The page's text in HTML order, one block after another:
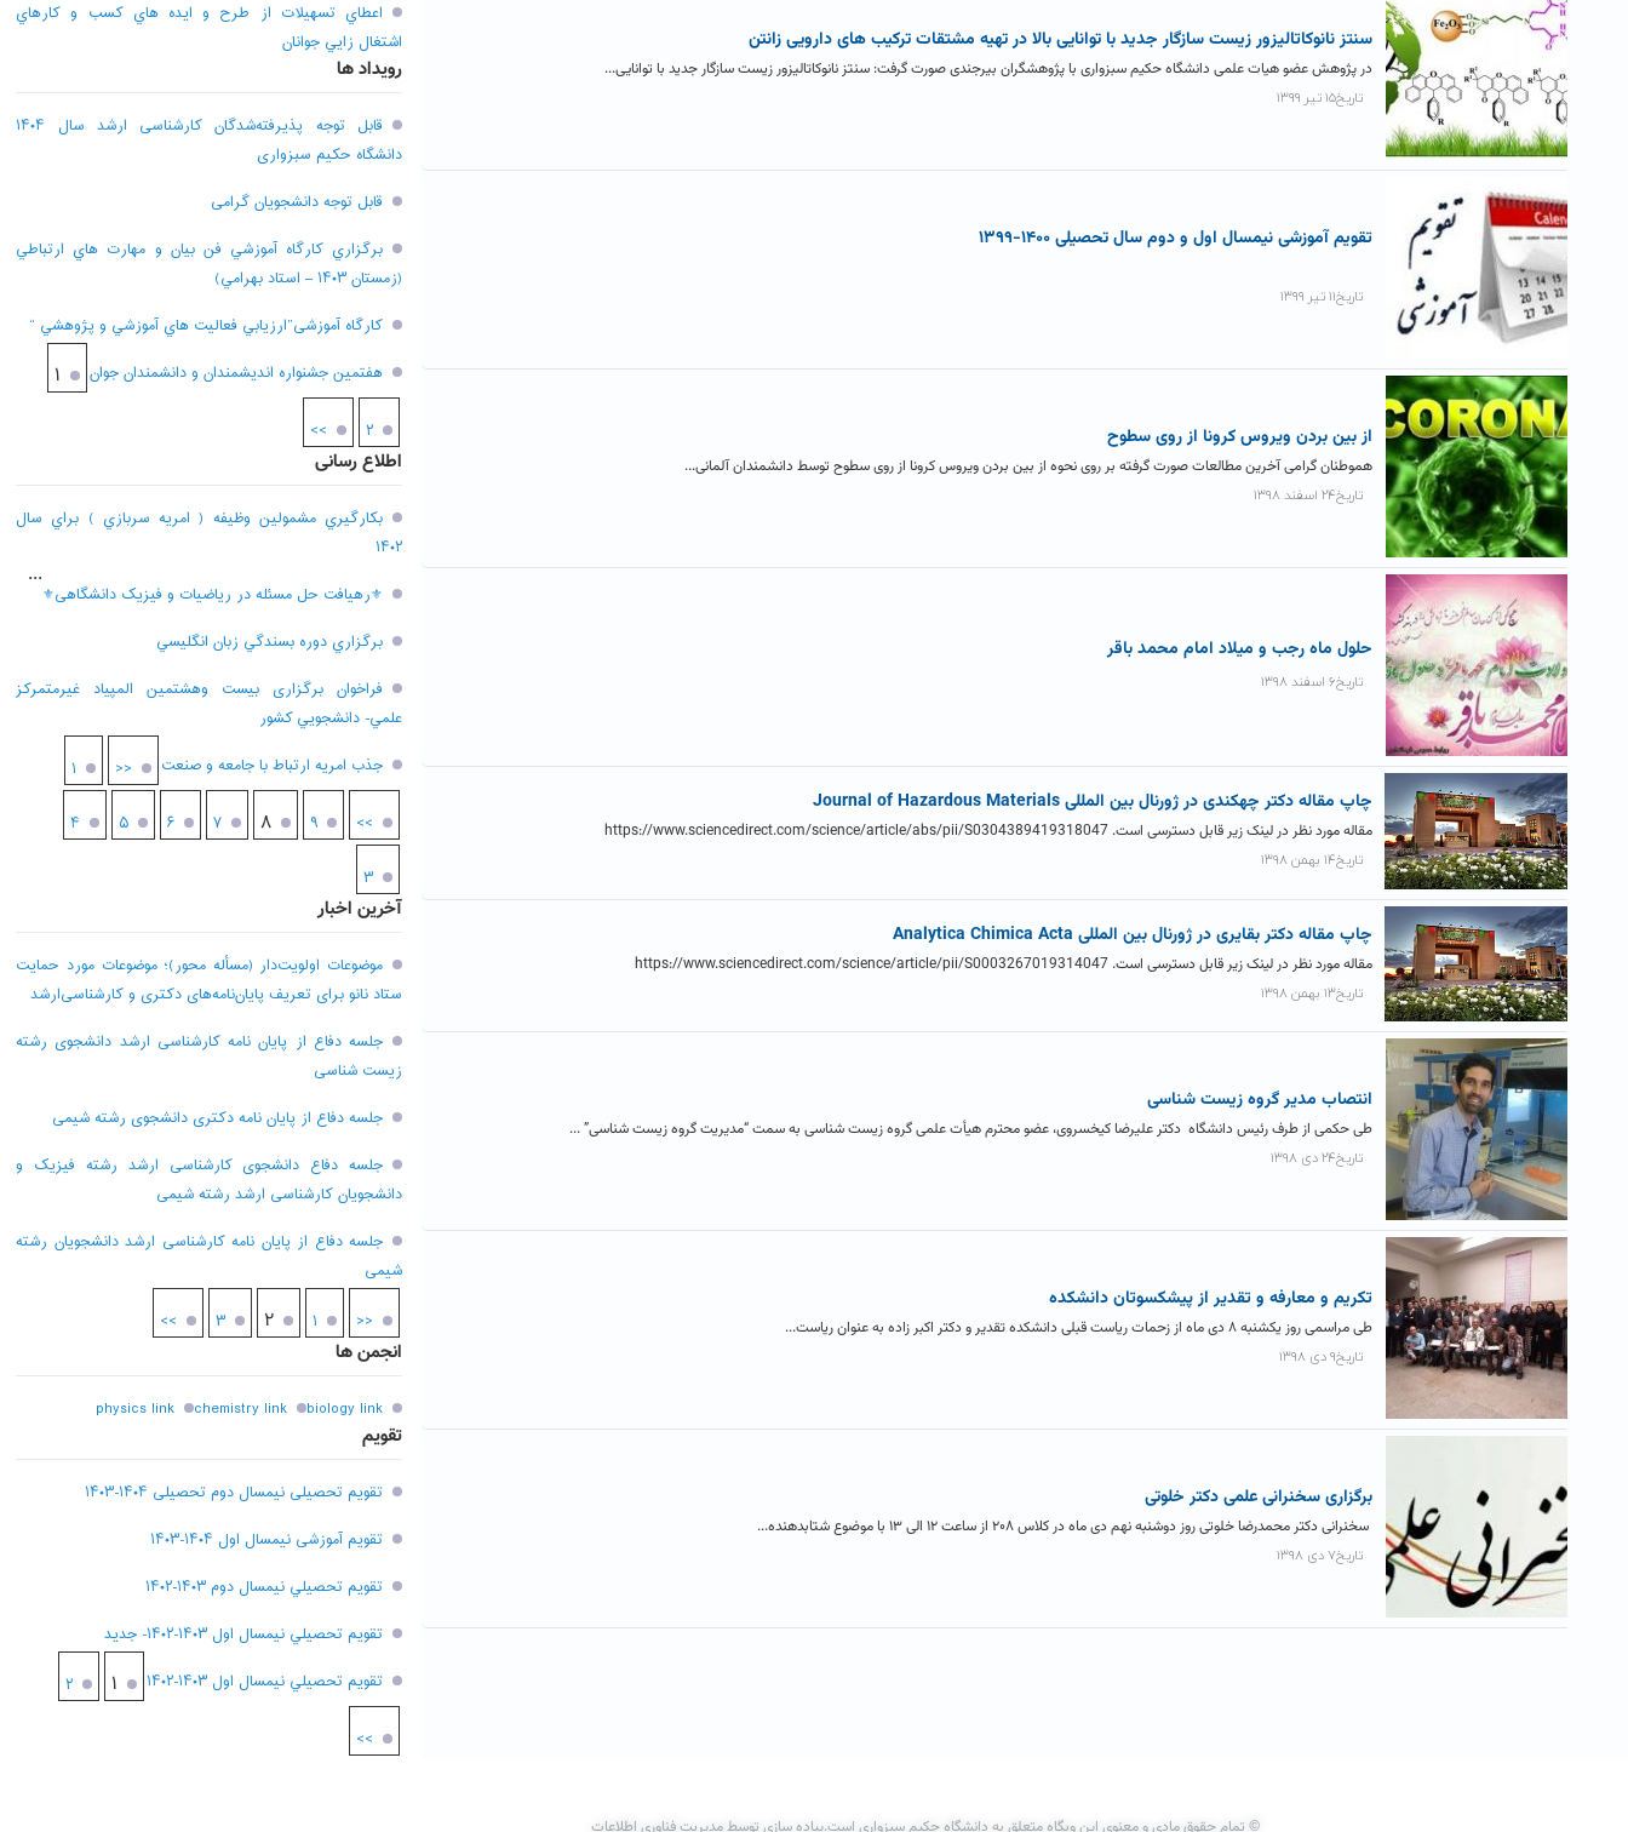
سنتز نانوکاتالیزور زیست سازگار جدید با توانایی بالا در تهیه مشتقات ترکیب های دارویی زانتن
در پژوهش عضو هیات علمی دانشگاه حکیم سبزواری با پژوهشگران بیرجندی صورت گرفت: سنتز نانوکاتالیزور زیست سازگار جدید با توانایی...
تاریخ۱۵ تیر ۱۳۹۹
تقویم آموزشی نیمسال اول و دوم سال تحصیلی ۱۴۰۰-۱۳۹۹
تاریخ۱۱ تیر ۱۳۹۹
از بین بردن ویروس کرونا از روی سطوح
هموطنان گرامی آخرین مطالعات صورت گرفته بر روی نحوه از بین بردن ویروس کرونا از روی سطوح توسط دانشمندان آلمانی...
تاریخ۲۴ اسفند ۱۳۹۸
حلول ماه رجب و میلاد امام محمد باقر
تاریخ۶ اسفند ۱۳۹۸
چاپ مقاله دکتر چهکندی در ژورنال بین المللی Journal of Hazardous Materials
مقاله مورد نظر در لینک زیر قابل دسترسی است. https://www.sciencedirect.com/science/article/abs/pii/S0304389419318047
تاریخ۱۴ بهمن ۱۳۹۸
چاپ مقاله دکتر بقایری در ژورنال بین المللی Analytica Chimica Acta
مقاله مورد نظر در لینک زیر قابل دسترسی است. https://www.sciencedirect.com/science/article/pii/S0003267019314047
تاریخ۱۳ بهمن ۱۳۹۸
انتصاب مدیر گروه زیست شناسی
طی حکمی از طرف رئیس دانشگاه دکتر علیرضا کیخسروی، عضو محترم هیأت علمی گروه زیست شناسی به سمت “مدیریت گروه زیست شناسی” ...
تاریخ۲۴ دی ۱۳۹۸
تکریم و معارفه و تقدیر از پیشکسوتان دانشکده
طی مراسمی روز یکشنبه ۸ دی ماه از زحمات ریاست قبلی دانشکده تقدیر و دکتر اکبر زاده به عنوان ریاست...
تاریخ۹ دی ۱۳۹۸
برگزاری سخنرانی علمی دکتر خلوتی
سخنرانی دکتر محمدرضا خلوتی روز دوشنبه نهم دی ماه در کلاس ۲۰۸ از ساعت ۱۲ الی ۱۳ با موضوع شتابدهنده...
تاریخ۷ دی ۱۳۹۸
اعطاي تسهيلات از طرح و ايده هاي کسب و کارهاي
اشتغال زايي جوانان
رویداد ها
قابل توجه پذیرفته‌شدگان کارشناسی ارشد سال ۱۴۰۴
دانشگاه حکیم سبزواری
قابل توجه دانشجویان گرامی
برگزاري کارگاه آموزشي فن بيان و مهارت هاي ارتباطي
(زمستان ۱۴۰۳ – استاد بهرامي)
کارگاه آموزشی”ارزيابي فعاليت هاي آموزشي و پژوهشي “
هفتمين جشنواره انديشمندان و دانشمندان جوان
۱
۲ >>
اطلاع رسانی
بکارگيري مشمولين وظيفه ( امريه سربازي ) براي سال
۱۴۰۲
⚜رهیافت حل مسئله در ریاضیات و فیزیک دانشگاهی⚜
برگزاري دوره بسندگي زبان انگليسي
فراخوان برگزاری بيست وهشتمين المپياد غيرمتمركز
علمي- دانشجويي كشور
جذب امریه ارتباط با جامعه و صنعت
<< ۱
...
۳
۴ ۵ ۶ ۷ ۸ ۹ >>
آخرین اخبار
موضوعات اولویت‌دار (مسأله محور)؛ موضوعات مورد حمایت
ستاد نانو برای تعریف پایان‌نامه‌های دکتری و کارشناسی‌ارشد
جلسه دفاع از پایان نامه کارشناسی ارشد دانشجوی رشته
زیست شناسی
جلسه دفاع از پایان نامه دکتری دانشجوی رشته شیمی
جلسه دفاع دانشجوی کارشناسی ارشد رشته فیزیک و
دانشجویان کارشناسی ارشد رشته شیمی
جلسه دفاع از پایان نامه کارشناسی ارشد دانشجویان رشته
شیمی
<< ۱ ۲ ۳ >>
انجمن ها
biology link
chemistry link
physics link
تقویم
تقویم تحصیلی نیمسال دوم تحصیلی ۱۴۰۴-۱۴۰۳
تقویم آموزشی نیمسال اول ۱۴۰۴-۱۴۰۳
تقويم تحصيلي نيمسال دوم ۱۴۰۳-۱۴۰۲
تقويم تحصيلي نيمسال اول ۱۴۰۳-۱۴۰۲- جديد
تقويم تحصيلي نيمسال اول ۱۴۰۳-۱۴۰۲
۱ ۲
>>
© تمام حقوق مادی و معنوی این وبگاه متعلق به دانشگاه حکیم سبزواری است.پیاده سازی توسط مدیریت فناوری اطلاعات